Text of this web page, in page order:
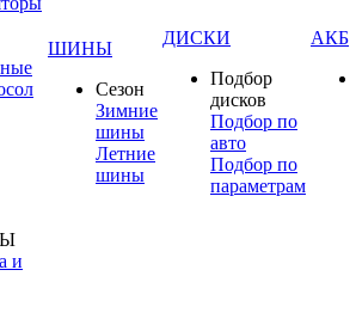
и
ШИНЫ
Сезон
Зимние
шины
Летние
шины
ДИСКИ
Подбор
дисков
Подбор по
авто
Подбор по
параметрам
АКБ